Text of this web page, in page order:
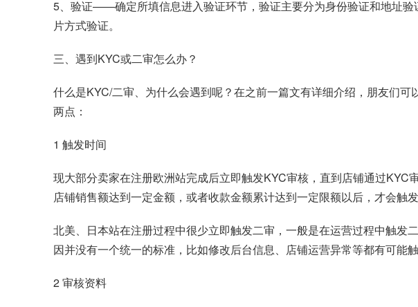
5、验证——确定所填信息进入验证环节，验证主要分为身份验证和地址
片方式验证。
三、遇到KYC或二审怎么办？
什么是KYC/二审、为什么会遇到呢？在之前一篇文有详细介绍，朋友们
两点：
1 触发时间
现大部分卖家在注册欧洲站完成后立即触发KYC审核，直到店铺通过
店铺销售额达到一定金额，或者收款金额累计达到一定限额以后，才会触
北美、日本站在注册过程中很少立即触发二审，一般是在运营过程中触
因并没有一个统一的标准，比如修改后台信息、店铺运营异常等都有可能
2 审核资料